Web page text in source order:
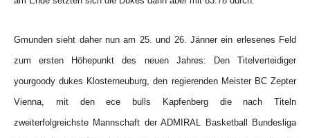
Gmunden sieht daher nun am 25. und 26. Jänner ein erlesenes Feld
zum ersten Höhepunkt des neuen Jahres: Den Titelverteidiger
yourgoody dukes Klosterneuburg, den regierenden Meister BC Zepter
Vienna, mit den ece bulls Kapfenberg die nach Titeln
zweiterfolgreichste Mannschaft der ADMIRAL Basketball Bundesliga